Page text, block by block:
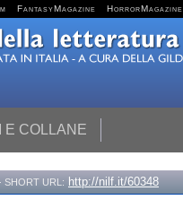
FantasyMagazine HorrorMagazine
E COLLANE
SHORT URL: http://nilf.it/60348